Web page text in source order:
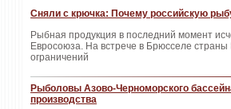
Сняли с крючка: Почему российскую
Рыбная продукция в последний момент
Евросоюза. На встрече в Брюсселе страны
ограничений
Рыболовы Азово-Черноморского
производства